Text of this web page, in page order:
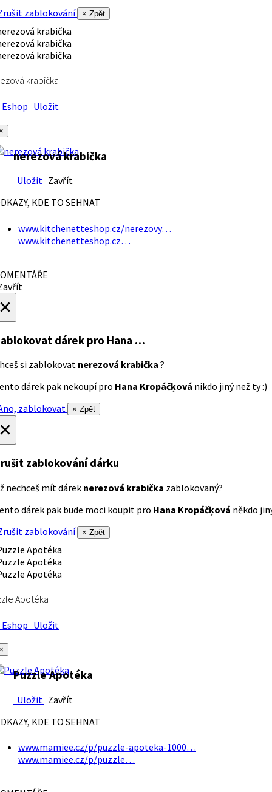
zablokování
× Zpět
krabička
Uložit
nerezová krabička
Uložit Zavřít
KDE TO SEHNAT
www.kitchenetteshop.cz/nerezovy…
www.kitchenetteshop.cz…
dárek pro Hana …
si zablokovat nerezová krabička ?
dárek pak nekoupí pro Hana Kropáčķová nikdo jiný než ty :)
zablokovat
× Zpět
zablokování dárku
nechceš mít dárek nerezová krabička zablokovaný?
dárek pak bude moci koupit pro Hana Kropáčķová někdo
zablokování
× Zpět
Apotéka
Uložit
Puzzle Apotéka
Uložit Zavřít
KDE TO SEHNAT
www.mamiee.cz/p/puzzle-apoteka-1000…
www.mamiee.cz/p/puzzle…